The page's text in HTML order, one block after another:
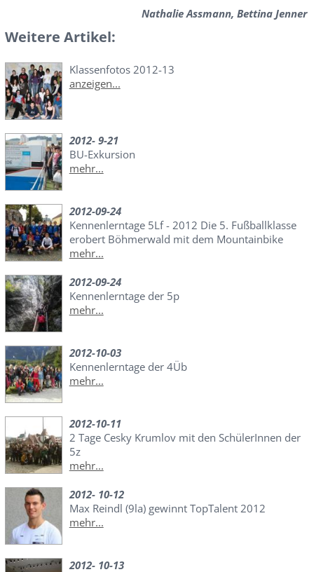
Nathalie Assmann, Bettina Jenner
Weitere Artikel:
Klassenfotos 2012-13
anzeigen...
2012- 9-21
BU-Exkursion
mehr...
2012-09-24
Kennenlerntage 5Lf - 2012 Die 5. Fußballklasse
erobert Böhmerwald mit dem Mountainbike
mehr...
2012-09-24
Kennenlerntage der 5p
mehr...
2012-10-03
Kennenlerntage der 4Üb
mehr...
2012-10-11
2 Tage Cesky Krumlov mit den SchülerInnen der
5z
mehr...
2012- 10-12
Max Reindl (9la) gewinnt TopTalent 2012
mehr...
2012- 10-13